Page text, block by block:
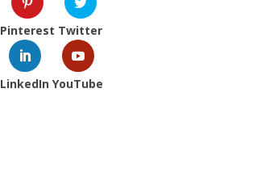
Pinterest Twitter
LinkedIn YouTube